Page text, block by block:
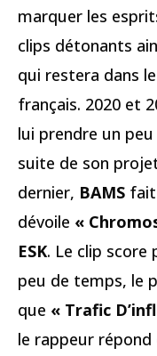
marquer les
clips détonants
qui restera dans
français. 2020 et
lui prendre un
suite de son
dernier, BAMS
dévoile «
ESK. Le clip score
peu de temps, le
que « Trafic
le rappeur